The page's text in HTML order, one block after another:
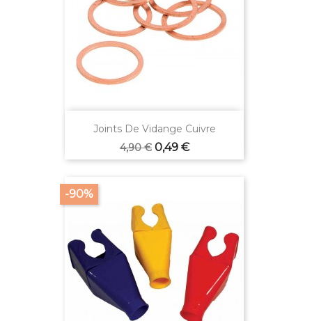
Joints De Vidange Cuivre
Prix
de
4,90 € Prix
0,49 €
-90%